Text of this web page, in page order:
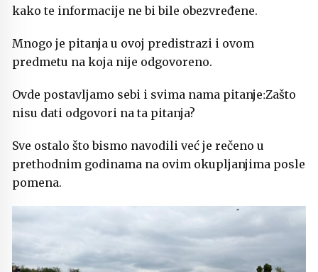
kako te informacije ne bi bile obezvređene.
Mnogo je pitanja u ovoj predistrazi i ovom
predmetu na koja nije odgovoreno.
Ovde postavljamo sebi i svima nama pitanje׃ Zašto
nisu dati odgovori na ta pitanja?
Sve ostalo što bismo navodili već je rečeno u
prethodnim godinama na ovim okupljanjima posle
pomena.